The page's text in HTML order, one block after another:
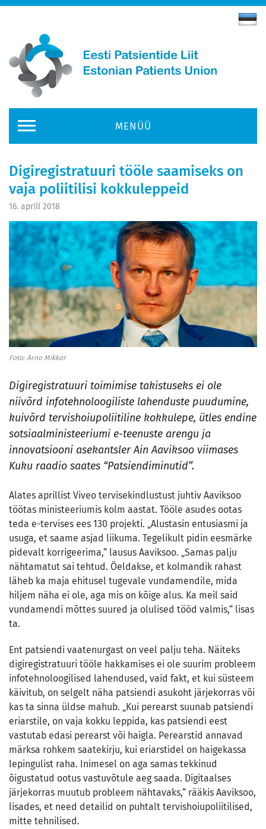
MENÜÜ
Digiregistratuuri tööle saamiseks on
vaja poliitilisi kokkuleppeid
16. aprill 2018
Foto: Arno Mikkor
Digiregistratuuri toimimise takistuseks ei ole
niivõrd infotehnoloogiliste lahenduste puudumine,
kuivõrd tervishoiupoliitiline kokkulepe, ütles endine
sotsiaalministeeriumi e-teenuste arengu ja
innovatsiooni asekantsler Ain Aaviksoo viimases
Kuku raadio saates “Patsiendiminutid”.
Alates aprillist Viveo tervisekindlustust juhtiv Aaviksoo
töötas ministeeriumis kolm aastat. Tööle asudes ootas
teda e-tervises ees 130 projekti. „Alustasin entusiasmi ja
usuga, et saame asjad liikuma. Tegelikult pidin eesmärke
pidevalt korrigeerima,“ lausus Aaviksoo. „Samas palju
nähtamatut sai tehtud. Öeldakse, et kolmandik rahast
läheb ka maja ehitusel tugevale vundamendile, mida
hiljem näha ei ole, aga mis on kõige alus. Ka meil said
vundamendi mõttes suured ja olulised tööd valmis,“ lisas
ta.
Ent patsiendi vaatenurgast on veel palju teha. Näiteks
digiregistratuuri tööle hakkamises ei ole suurim probleem
infotehnoloogilised lahendused, vaid fakt, et kui süsteem
käivitub, on selgelt näha patsiendi asukoht järjekorras või
kas ta sinna üldse mahub. „Kui perearst suunab patsiendi
eriarstile, on vaja kokku leppida, kas patsiendi eest
vastutab edasi perearst või haigla. Perearstid annavad
märksa rohkem saatekirju, kui eriarstidel on haigekassa
lepingulist raha. Inimesel on aga samas tekkinud
õigustatud ootus vastuvõtule aeg saada. Digitaalses
järjekorras muutub probleem nähtavaks,“ rääkis Aaviksoo,
lisades, et need detailid on puhtalt tervishoiupoliitilised,
mitte tehnilised.